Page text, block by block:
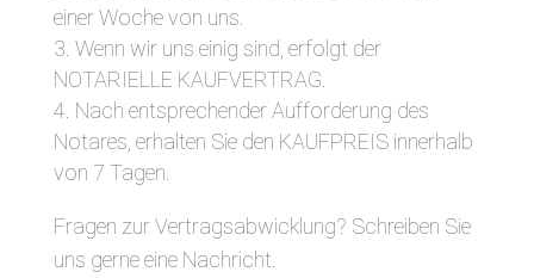
einer Woche von uns.
Wenn wir uns einig sind, erfolgt der
NOTARIELLE KAUFVERTRAG.
Nach entsprechender Aufforderung des
Notares, erhalten Sie den KAUFPREIS innerhalb
von 7 Tagen.
Fragen zur Vertragsabwicklung? Schreiben Sie
uns gerne eine Nachricht.